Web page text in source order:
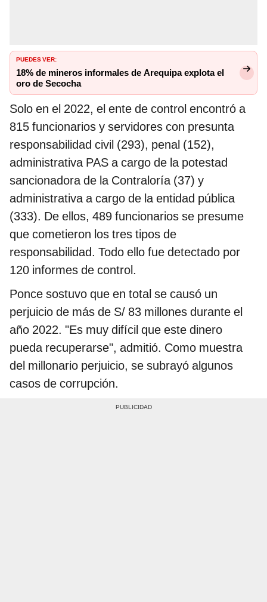
PUEDES VER:
18% de mineros informales de Arequipa explota el
oro de Secocha
Solo en el 2022, el ente de control encontró a
815 funcionarios y servidores con presunta
responsabilidad civil (293), penal (152),
administrativa PAS a cargo de la potestad
sancionadora de la Contraloría (37) y
administrativa a cargo de la entidad pública
(333). De ellos, 489 funcionarios se presume
que cometieron los tres tipos de
responsabilidad. Todo ello fue detectado por
120 informes de control.
Ponce sostuvo que en total se causó un
perjuicio de más de S/ 83 millones durante el
año 2022. "Es muy difícil que este dinero
pueda recuperarse", admitió. Como muestra
del millonario perjuicio, se subrayó algunos
casos de corrupción.